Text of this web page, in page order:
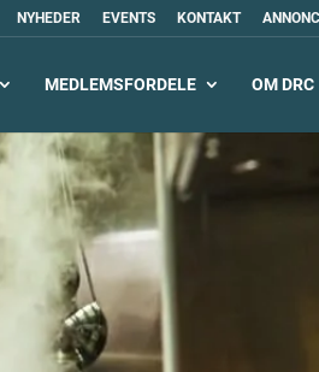
NYHEDER EVENTS KONTAKT
MEDLEMSFORDELE OM DRC